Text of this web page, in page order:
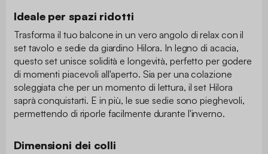
Ideale per spazi ridotti
Trasforma il tuo balcone in un vero angolo di relax con il
set tavolo e sedie da giardino Hilora. In legno di acacia,
questo set unisce solidità e longevità, perfetto per godere
di momenti piacevoli all'aperto. Sia per una colazione
soleggiata che per un momento di lettura, il set Hilora
saprà conquistarti. E in più, le sue sedie sono pieghevoli,
permettendo di riporle facilmente durante l'inverno.
Dimensioni dei colli